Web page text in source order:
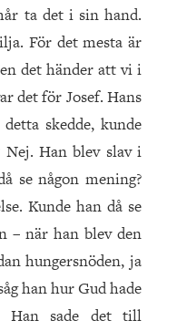
ta det i sin hand.
För det mesta är
det händer att vi i
det för Josef. Hans
skedde, kunde
Nej. Han blev slav i
se någon mening?
Kunde han då se
– när han blev den
hungersnöden, ja
han hur Gud hade
Han sade det till